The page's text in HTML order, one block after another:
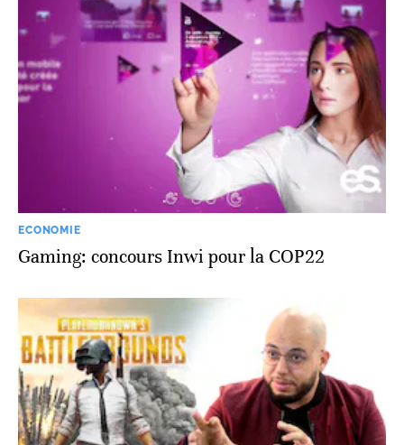
ECONOMIE
Gaming: concours Inwi pour la COP22